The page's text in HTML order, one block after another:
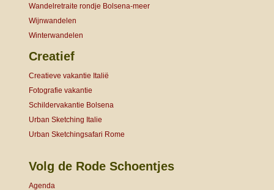
Wandelretraite rondje Bolsena-meer
Wijnwandelen
Winterwandelen
Creatief
Creatieve vakantie Italië
Fotografie vakantie
Schildervakantie Bolsena
Urban Sketching Italie
Urban Sketchingsafari Rome
Volg de Rode Schoentjes
Agenda